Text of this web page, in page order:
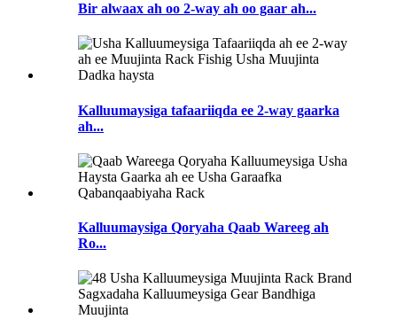
Bir alwaax ah oo 2-way ah oo gaar ah...
Kalluumaysiga tafaariiqda ee 2-way gaarka
ah...
Kalluumaysiga Qoryaha Qaab Wareeg ah
Ro...